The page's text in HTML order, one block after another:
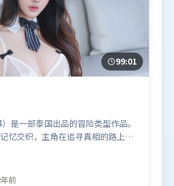
99:01
是一部泰国出品的冒险类型作品。
忆交织，主角在追寻真相的路上不
线索多线并进，最终在关键节点收
，黄渤、奥卡菲娜、长泽雅美，秦
影片于2024年7月7日（泰国）在部
前